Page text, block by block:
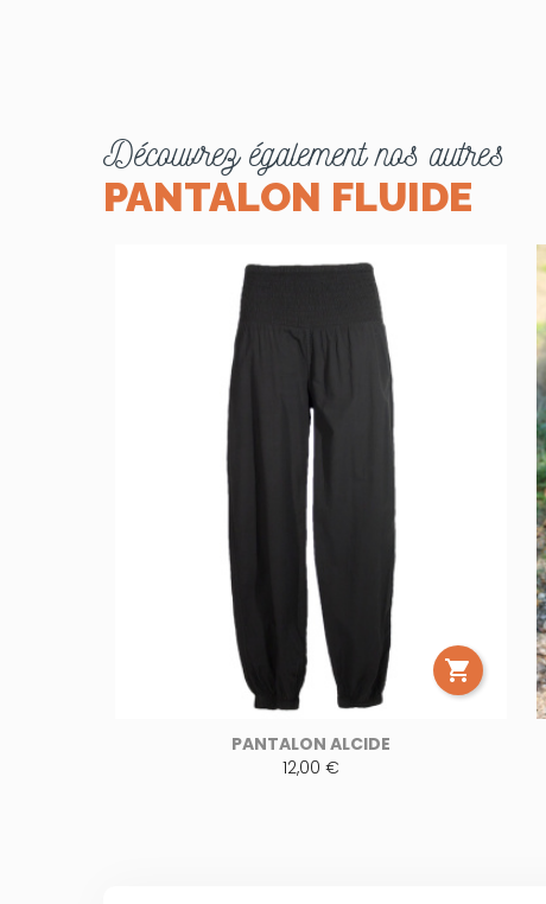
Découvrez également nos autres
PANTALON FLUIDE

PANTALON ALCIDE
12,00 €